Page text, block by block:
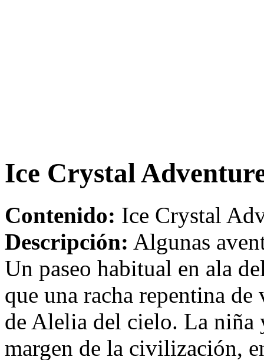
Ice Crystal
Contenido: Ice Crystal
Descripción: Algunas
Un paseo habitual en ala
que una racha repentina
de Alelia del cielo. La niña
margen de la civilización,